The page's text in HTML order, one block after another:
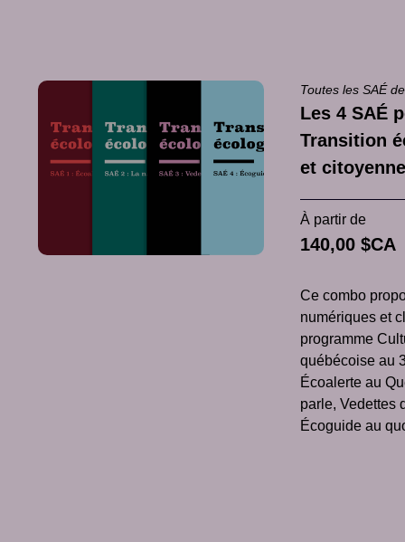
Toutes les SAÉ
Les 4 SAÉ
Transition
et
À partir de
140,00 $CA
Ce combo
numériques et
programme
québécoise au
Écoalerte au
parle, Vedettes
Écoguide au